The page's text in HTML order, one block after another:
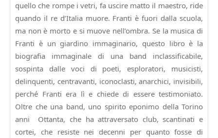
quello che rompe i vetri, fa uscire matto il maestro, ride
quando il re d’Italia muore. Franti è fuori dalla scuola,
ma non è morto e si muove nell’ombra. Se la musica di
Franti è un giardino immaginario, questo libro è la
biografia immaginale di una band inclassificabile,
sospinta dalle voci di poeti, esploratori, musicisti,
delinquenti, centravanti, iconoclasti, anarchici, invisibili,
perché Franti era lì e chiede di essere testimoniato.
Oltre che una band, uno spirito eponimo della Torino
anni Ottanta, che ha attraversato club, scantinati e
cortei, che resiste nei decenni per quanto fosse di